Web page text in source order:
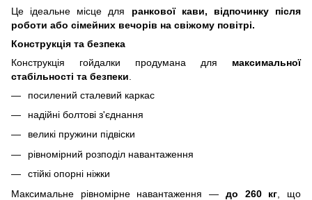
Це ідеальне місце для ранкової кави, відпочинку після
роботи або сімейних вечорів на свіжому повітрі.
Конструкція та безпека
Конструкція гойдалки продумана для максимальної
стабільності та безпеки
посилений сталевий каркас
надійні болтові з'єднання
великі пружини підвіски
рівномірний розподіл навантаження
стійкі опорні ніжки
Максимальне рівномірне навантаження — до 260 кг , що